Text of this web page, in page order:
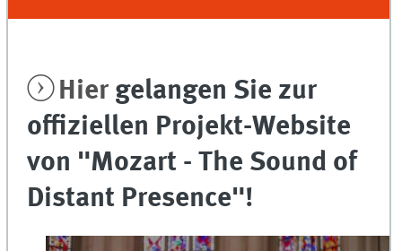
Hiergelangen Sie zur
offiziellen Projekt-Website
von "Mozart - The Sound of
Distant Presence"!